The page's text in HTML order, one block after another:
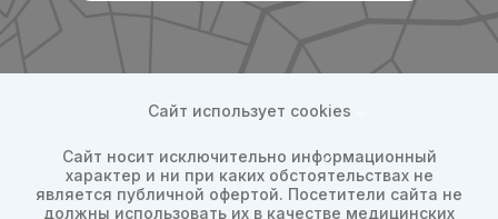
Сайт использует cookies
Сайт носит исключительно информационный
характер и ни при каких обстоятельствах не
является публичной офертой. Посетители сайта не
должны использовать их в качестве медицинских